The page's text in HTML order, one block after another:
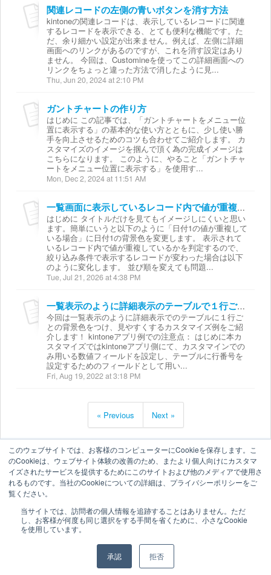
このウェブサイトでは、お客様のコンピューターにCookieを保存します。こ
のCookieは、ウェブサイト体験の改善のため、またより個人向けにカスタマ
イズされたサービスを提供するためにこのサイトおよび他のメディアで使用さ
れるものです。当社のCookieについての詳細は、プライバシーポリシーをご
覧ください。
当サイトでは、訪問者の個人情報を追跡することはありません。ただ
し、お客様が何度も同じ選択をする手間を省くために、小さなCookie
を使用しています。
承認 拒否
関連レコードの左側の青いボタンを消す方法
kintoneの関連レコードは、表示しているレコードに関連
するレコードを表示できる、とても便利な機能です。た
だ、余り細かい設定が出来ません。例えば、左側に詳細
画面へのリンクがあるのですが、これを消す設定はあり
ません。 今回は、Customineを使ってこの詳細画面への
リンクをちょっと違った方法で消したように見...
Thu, Jun 20, 2024 at 2:10 PM
ガントチャートの作り方
はじめに この記事では、「ガントチャートをメニュー位
置に表示する」の基本的な使い方とともに、少し使い勝
手を向上させるためのコツも合わせてご紹介します。 カ
スタマイズのイメージを掴んで頂く為の完成イメージは
こちらになります。 このように、やること「ガントチャ
ートをメニュー位置に表示する」を使用す...
Mon, Dec 2, 2024 at 11:51 AM
一覧画面に表示しているレコード内で値が重複していたら背景色を変更する
はじめに タイトルだけを見てもイメージしにくいと思い
ます。簡単にいうと以下のように「日付1の値が重複して
いる場合」に日付1の背景色を変更します。 表示されて
いるレコード内で値が重複しているかを判定するので、
絞り込み条件で表示するレコードが変わった場合は以下
のように変化します。 並び順を変えても問題...
Tue, Jul 21, 2026 at 4:38 PM
一覧表示のように詳細表示のテーブルで１行ごとに背景色をつけて見やすくする
今回は一覧表示のように詳細表示でのテーブルに１行ご
との背景色をつけ、見やすくするカスタマイズ例をご紹
介します！ kintoneアプリ例での注意点： はじめに本カ
スタマイズではkintoneアプリ側にて、カスタマインでの
み用いる数値フィールドを設定し、テーブルに行番号を
設定するためのフィールドとして用い...
Fri, Aug 19, 2022 at 3:18 PM
« Previous Next »